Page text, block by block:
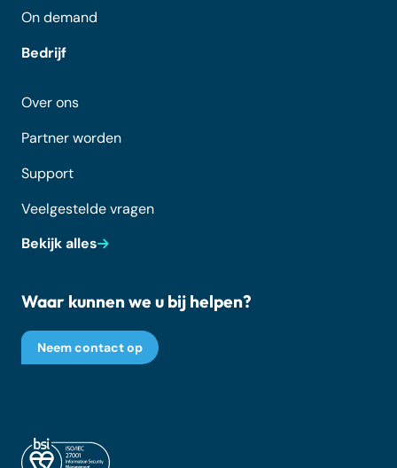
On demand
Bedrijf
Over ons
Partner worden
Support
Veelgestelde vragen
Bekijk alles
Waar kunnen we u bij helpen?
Neem contact op